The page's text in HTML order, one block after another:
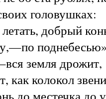
головушках:
добрый
земля дрожит,
как колокол
до местечка до